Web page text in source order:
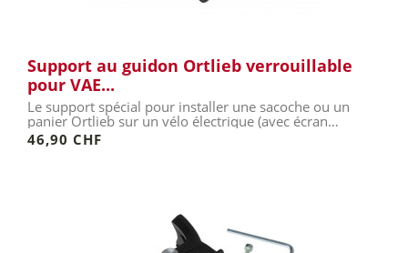
Support au guidon Ortlieb verrouillable
pour VAE...
Le support spécial pour installer une sacoche ou un
panier Ortlieb sur un vélo électrique (avec écran
central).
46,90 CHF